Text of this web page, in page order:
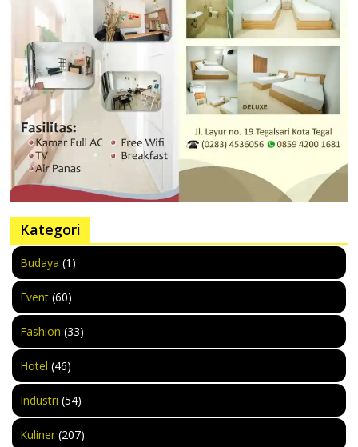
Kategori
Budaya (1)
Event (60)
Fashion (33)
Hotel (46)
Industri (54)
Kuliner (207)